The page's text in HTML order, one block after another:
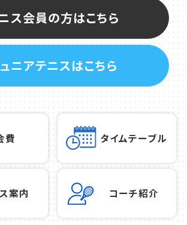
ス会員の方はこちら
ニアテニスはこちら
費 タイムテーブル
案内 コーチ紹介